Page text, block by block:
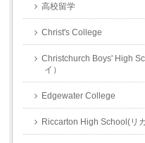
高校留学
Christ's College
Christchurch Boys' High
イ）
Edgewater College
Riccarton High School(リ